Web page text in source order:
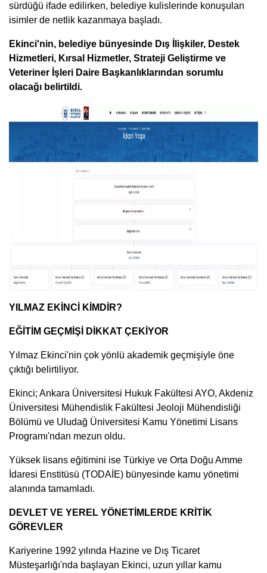
sürdüğü ifade edilirken, belediye kulislerinde konuşulan
isimler de netlik kazanmaya başladı.
Ekinci'nin, belediye bünyesinde Dış İlişkiler, Destek
Hizmetleri, Kırsal Hizmetler, Strateji Geliştirme ve
Veteriner İşleri Daire Başkanlıklarından sorumlu
olacağı belirtildi.
YILMAZ EKİNCİ KİMDİR?
EĞİTİM GEÇMİŞİ DİKKAT ÇEKİYOR
Yılmaz Ekinci'nin çok yönlü akademik geçmişiyle öne
çıktığı belirtiliyor.
Ekinci; Ankara Üniversitesi Hukuk Fakültesi AYO, Akdeniz
Üniversitesi Mühendislik Fakültesi Jeoloji Mühendisliği
Bölümü ve Uludağ Üniversitesi Kamu Yönetimi Lisans
Programı'ndan mezun oldu.
Yüksek lisans eğitimini ise Türkiye ve Orta Doğu Amme
İdaresi Enstitüsü (TODAİE) bünyesinde kamu yönetimi
alanında tamamladı.
DEVLET VE YEREL YÖNETİMLERDE KRİTİK
GÖREVLER
Kariyerine 1992 yılında Hazine ve Dış Ticaret
Müsteşarlığı'nda başlayan Ekinci, uzun yıllar kamu